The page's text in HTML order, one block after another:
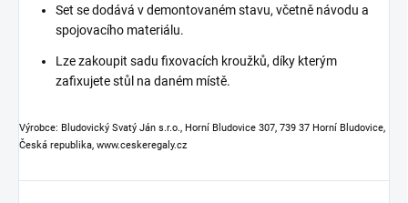
Set se dodává v demontovaném stavu, včetně návodu a
spojovacího materiálu.
Lze zakoupit sadu fixovacích kroužků, díky kterým
zafixujete stůl na daném místě.
Výrobce: Bludovický Svatý Ján s.r.o., Horní Bludovice 307, 739 37 Horní Bludovice,
Česká republika, www.ceskeregaly.cz